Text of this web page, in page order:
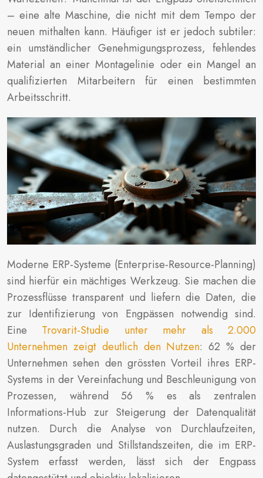
– eine alte Maschine, die nicht mit dem Tempo der
neuen mithalten kann. Häufiger ist er jedoch subtiler:
ein umständlicher Genehmigungsprozess, fehlendes
Material an einer Montagelinie oder ein Mangel an
qualifizierten Mitarbeitern für einen bestimmten
Arbeitsschritt.
Moderne ERP-Systeme (Enterprise-Resource-Planning)
sind hierfür ein mächtiges Werkzeug. Sie machen die
Prozessflüsse transparent und liefern die Daten, die
zur Identifizierung von Engpässen notwendig sind.
Eine Trovarit-Studie unter mehr als 2.000
Unternehmen zeigt deutlich den Nutzen: 62 % der
Unternehmen sehen den grössten Vorteil ihres ERP-
Systems in der Vereinfachung und Beschleunigung von
Prozessen, während 56 % es als zentralen
Informations-Hub zur Steigerung der Datenqualität
nutzen. Durch die Analyse von Durchlaufzeiten,
Auslastungsgraden und Stillstandszeiten, die im ERP-
System erfasst werden, lässt sich der Engpass